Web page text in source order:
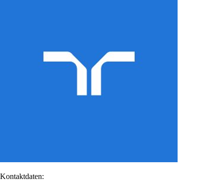
Kontaktdaten: